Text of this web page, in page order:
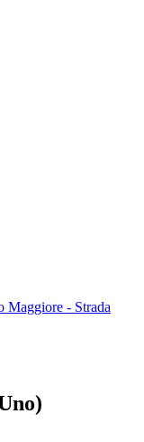
Maggiore - Strada